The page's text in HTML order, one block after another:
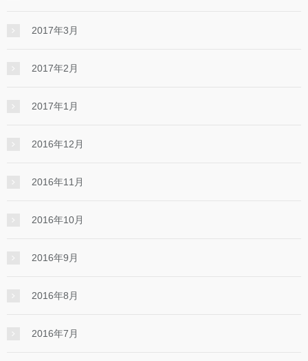
2017年3月
2017年2月
2017年1月
2016年12月
2016年11月
2016年10月
2016年9月
2016年8月
2016年7月